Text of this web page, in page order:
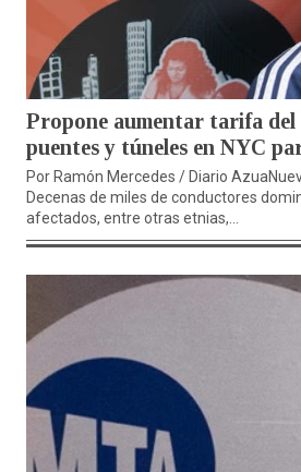
Propone aumentar tarifa del
puentes y túneles en NYC
Por Ramón Mercedes / Diario
Decenas de miles de conductores
afectados, entre otras etnias,...